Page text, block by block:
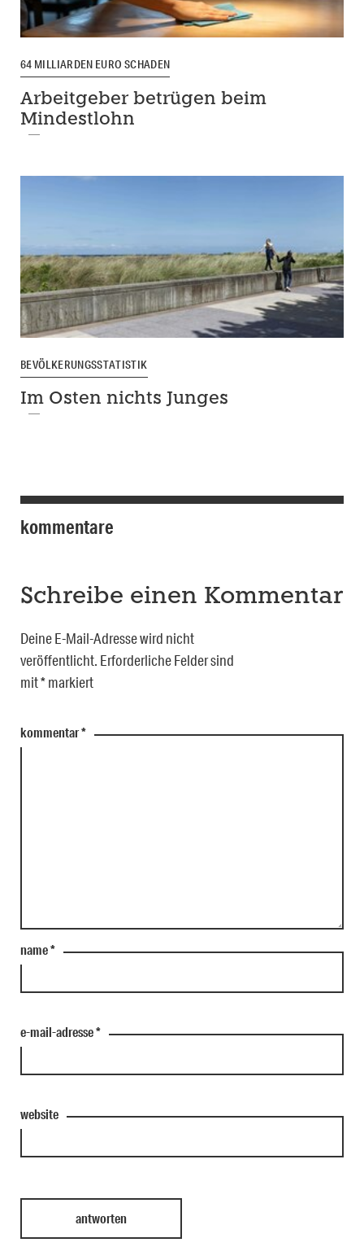
64 MILLIARDEN EURO SCHADEN
Arbeitgeber betrügen beim
Mindestlohn
BEVÖLKERUNGSSTATISTIK
Im Osten nichts Junges
kommentare
Schreibe einen Kommentar
Deine E-Mail-Adresse wird nicht
veröffentlicht. Erforderliche Felder sind
mit*markiert
kommentar*
name*
e-mail-adresse*
website